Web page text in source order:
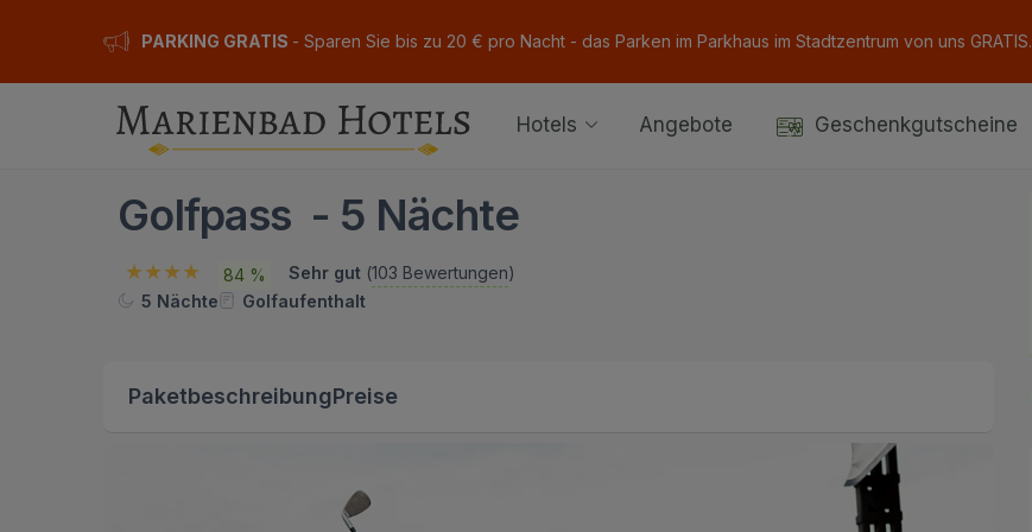
PARKING GRATIS - Sparen Sie bis zu 20 € pro Nacht - das Parken im Parkhaus im Stadtzentrum von uns GRATIS.
Hotels Angebote Geschenkgutscheine
Golfpass - 5 Nächte
84 % Sehr gut (103 Bewertungen)
5 Nächte
Golfaufenthalt
PaketbeschreibungPreise